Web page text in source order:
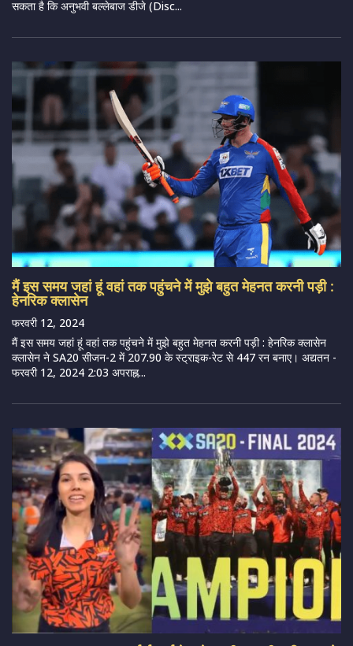
सकता है कि अनुभवी बल्लेबाज डीजे (Disc...
मैं इस समय जहां हूं वहां तक ​​पहुंचने में मुझे बहुत मेहनत करनी पड़ी :
हेनरिक क्लासेन
फरवरी 12, 2024
मैं इस समय जहां हूं वहां तक ​​पहुंचने में मुझे बहुत मेहनत करनी पड़ी : हेनरिक क्लासेन
क्लासेन ने SA20 सीजन-2 में 207.90 के स्ट्राइक-रेट से 447 रन बनाए। अद्यतन -
फरवरी 12, 2024 2:03 अपराह्न...